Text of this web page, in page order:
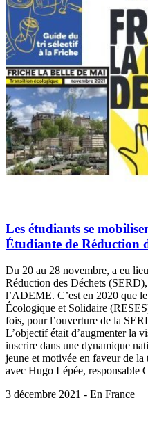
Les étudiants se
Étudiante de Réduction
Du 20 au 28 novembre, a eu
Réduction des Déchets
l’ADEME. C’est en 2020 que
Écologique et Solidaire
fois, pour l’ouverture de la
L’objectif était d’augmenter la
inscrire dans une dynamique
jeune et motivée en faveur de
avec Hugo Lépée, responsable
3 décembre 2021 - En France